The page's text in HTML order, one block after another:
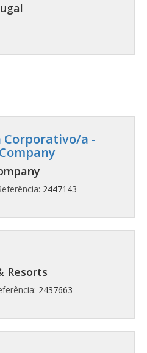
Corporativo/a -
2447143
Resorts
2437663